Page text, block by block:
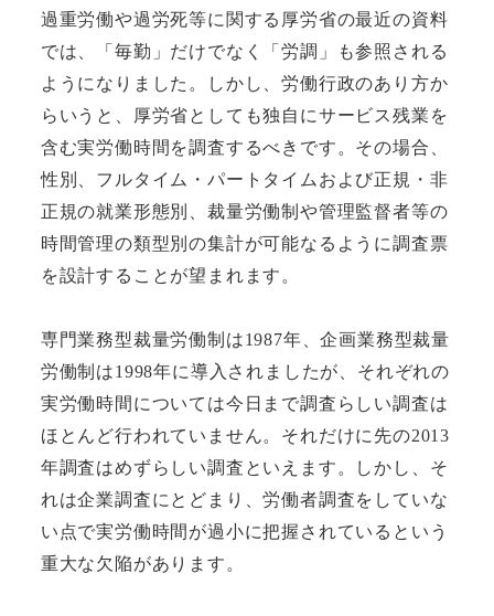
過重労働や過労死等に関する厚労省の最近の資料
では、「毎勤」だけでなく「労調」も参照される
ようになりました。しかし、労働行政のあり方か
らいうと、厚労省としても独自にサービス残業を
含む実労働時間を調査するべきです。その場合、
性別、フルタイム・パートタイムおよび正規・非
正規の就業形態別、裁量労働制や管理監督者等の
時間管理の類型別の集計が可能なるように調査票
を設計することが望まれます。
専門業務型裁量労働制は1987年、企画業務型裁量
労働制は1998年に導入されましたが、それぞれの
実労働時間については今日まで調査らしい調査は
ほとんど行われていません。それだけに先の2013
年調査はめずらしい調査といえます。しかし、そ
れは企業調査にとどまり、労働者調査をしていな
い点で実労働時間が過小に把握されているという
重大な欠陥があります。